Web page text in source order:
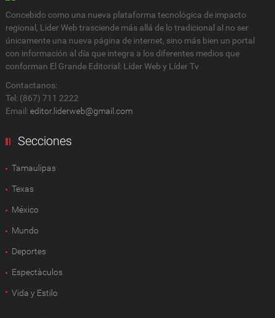
Concebido como una nueva plataforma tecnológica de impacto
regional, Lider Web trasciende más allá de lo tradicional al no ser
únicamente una nueva página de internet, sino más bien un portal
con información al día que integra a los diferentes medios que
conforman El Grande Editorial: Líder Web y Líder Tv
Contactanos:
Tel: (867) 711 2222
Email: editor.liderweb@gmail.com
Secciones
Tamaulipas
Texas
México
Mundo
Deportes
Espectàculos
Vida y Estilo